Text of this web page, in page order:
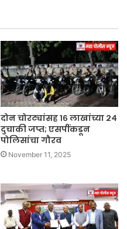
दोन चोरट्यांसह १६ लाखांच्या २४
दुचाकी जप्त; एसपींकडून
पोलिसांचा गौरव
November 11, 2025